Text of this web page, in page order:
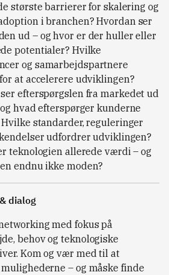
største barrierer for skalering og
i branchen? Hvordan ser
ud – og hvor er der huller eller
potentialer? Hvilke
og samarbejdspartnere
at accelerere udviklingen?
efterspørgslen fra markedet ud
hvad efterspørger kunderne
standarder, reguleringer
udfordrer udviklingen?
teknologien allerede værdi – og
endnu ikke moden?
dialog
med fokus på
behov og teknologiske
Kom og vær med til at
– og måske finde